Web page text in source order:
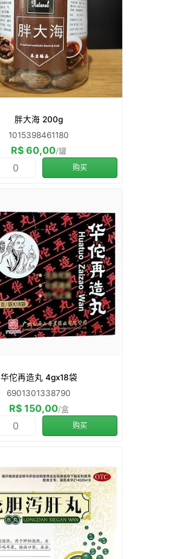
胖大海 200g
1015398461180
R$ 60,00/罐
购买
华佗再造丸 4gx18袋
6901301338790
R$ 150,00/盒
购买